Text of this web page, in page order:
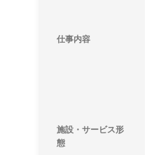
仕事内容
施設・サービス形
態